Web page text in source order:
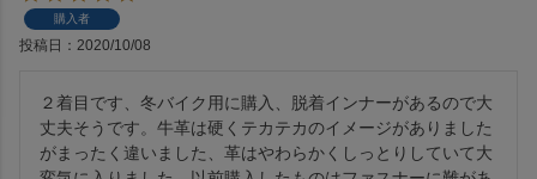
購入者
投稿日 2020/10/08
２着目です、冬バイク用に購入、脱着インナーがあるので大
丈夫そうです。牛革は硬くテカテカのイメージがありました
がまったく違いました、革はやわらかくしっとりしていて大